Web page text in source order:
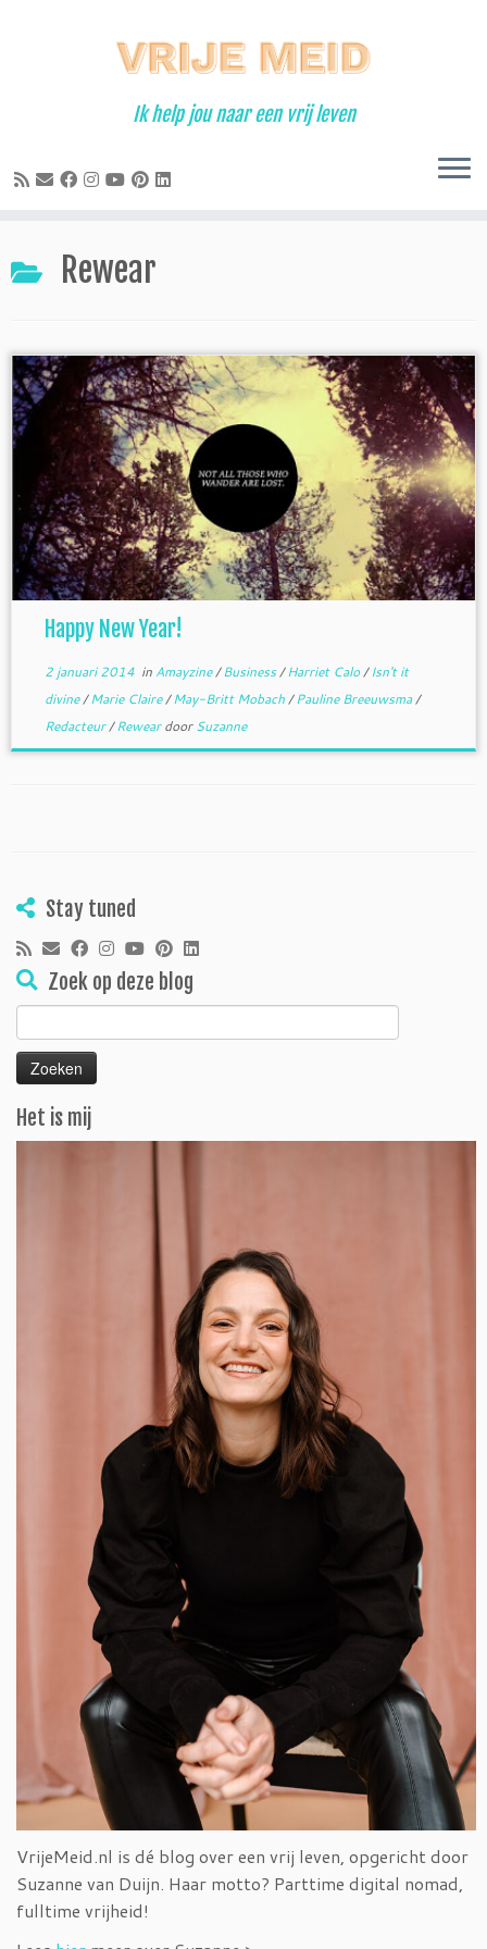
Ik help jou naar een vrij leven
Rewear
Happy New Year!
2 januari 2014in Amayzine/Business/Harriet Calo/Isn't it
divine/Marie Claire/May-Britt Mobach/Pauline Breeuwsma/
Redacteur/ReweardoorSuzanne
Stay tuned
Zoek op deze blog
Zoeken
naar:
Het is mij
VrijeMeid.nl is dé blog over een vrij leven, opgericht door
Suzanne van Duijn. Haar motto? Parttime digital nomad,
fulltime vrijheid!